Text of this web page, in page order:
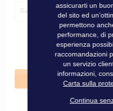
Raccordo riduttore Ø 38/25 mm
assicurarti un
del sito ed
permettono
performance, di
esperienza
raccomandazioni
un servizio
informazioni,
Carta sulla
Continua